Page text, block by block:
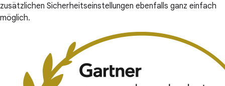
zusätzlichen Sicherheitseinstellungen ebenfalls ganz einfach
möglich.